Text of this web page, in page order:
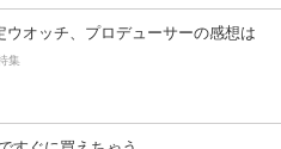
ウオッチ、プロデューサーの感想は
集